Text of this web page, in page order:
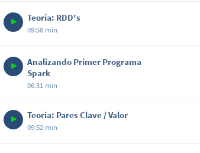
Teoria: RDD's
09:58 min
Analizando Primer Programa
Spark
06:31 min
Teoria: Pares Clave / Valor
09:52 min